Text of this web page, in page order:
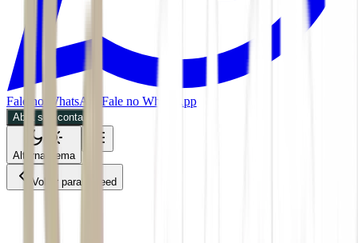
Fale no WhatsApp Fale no WhatsApp
Abra sua conta
Alternar tema
Voltar para o Feed